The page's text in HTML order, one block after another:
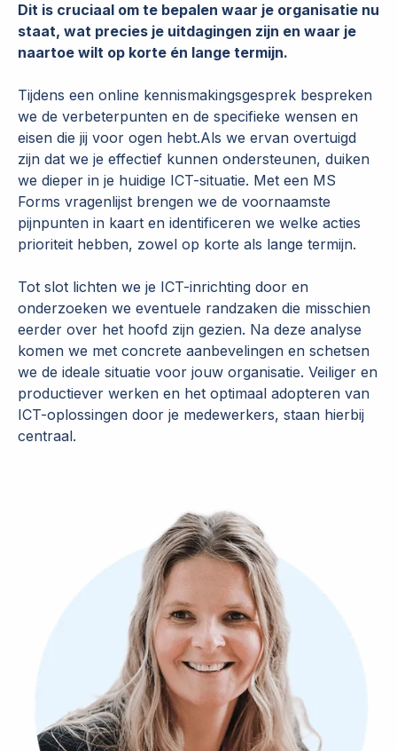
Dit is cruciaal om te bepalen waar je organisatie nu
staat, wat precies je uitdagingen zijn en waar je
naartoe wilt op korte én lange termijn.
Tijdens een online kennismakingsgesprek bespreken
we de verbeterpunten en de specifieke wensen en
eisen die jij voor ogen hebt.Als we ervan overtuigd
zijn dat we je effectief kunnen ondersteunen, duiken
we dieper in je huidige ICT-situatie. Met een MS
Forms vragenlijst brengen we de voornaamste
pijnpunten in kaart en identificeren we welke acties
prioriteit hebben, zowel op korte als lange termijn.
Tot slot lichten we je ICT-inrichting door en
onderzoeken we eventuele randzaken die misschien
eerder over het hoofd zijn gezien. Na deze analyse
komen we met concrete aanbevelingen en schetsen
we de ideale situatie voor jouw organisatie. Veiliger en
productiever werken en het optimaal adopteren van
ICT-oplossingen door je medewerkers, staan hierbij
centraal.